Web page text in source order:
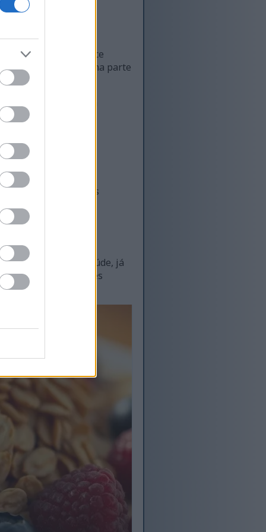
de aveia seca fornece
como a aveia é uma parte
saciar a fome, ela
estar geral.
Esses
melhor fluxo
para manter a saúde, já
esses importantes